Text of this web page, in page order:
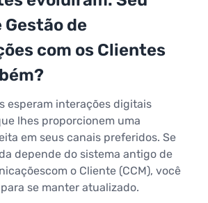
de
com os Clientes
esperam interações digitais
lhes proporcionem uma
em seus canais preferidos. Se
depende do sistema antigo de
o Cliente (CCM), você
se manter atualizado.